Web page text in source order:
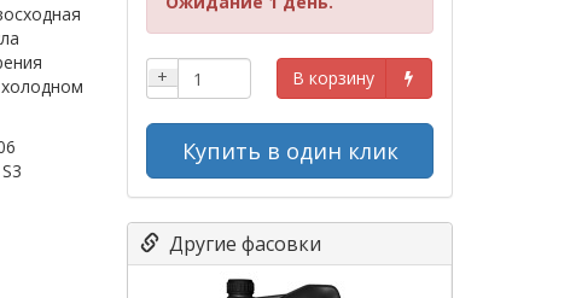
+ В корзину
Купить в один клик
Другие фасовки